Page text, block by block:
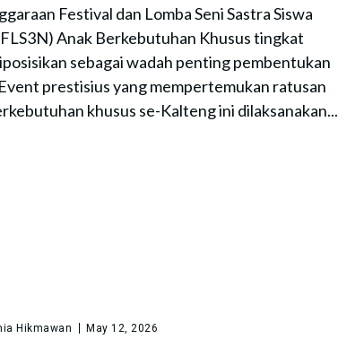
Festival dan Lomba Seni Sastra Siswa
Anak Berkebutuhan Khusus tingkat
sebagai wadah penting pembentukan
prestisius yang mempertemukan ratusan
khusus se-Kalteng ini dilaksanakan...
Hikmawan May 12, 2026